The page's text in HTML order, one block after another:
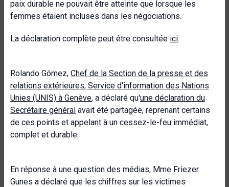
paix durable ne pouvait être atteinte que lorsque les
femmes étaient incluses dans les négociations.
La déclaration complète peut être consultée ici.
Rolando Gómez, Chef de la Section de la presse et des
relations extérieures, Service d'information des Nations
Unies (UNIS) à Genève, a déclaré qu'une déclaration du
Secrétaire général avait été partagée, reprenant certains
de ces points et appelant à un cessez-le-feu immédiat,
complet et durable.
En réponse à une question des médias, Mme Friezer
Gunes a déclaré que les chiffres sur les victimes